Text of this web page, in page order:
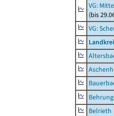
VG:
(bis
VG:
Belrieth